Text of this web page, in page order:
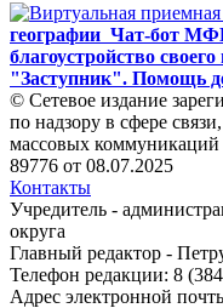
географии Чат-бот
благоустройство своего
"Заступник". Помощь
© Сетевое издание
по надзору в сфере
массовых
89776 от 08.07.2025
Контакты
Учредитель -
округа
Главный редактор -
Телефон редакции: 8
Адрес электронной